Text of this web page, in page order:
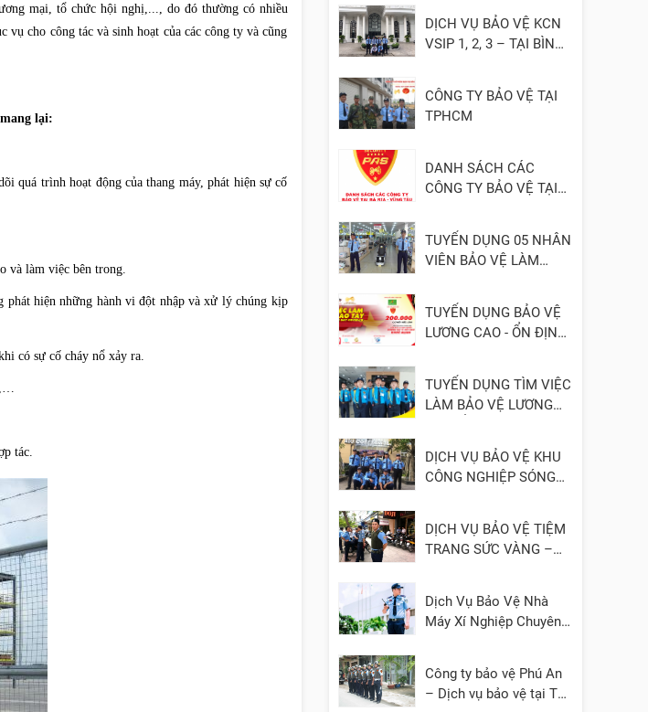
mại, tổ chức hội nghị,..., do đó thường có nhiều
cho công tác và sinh hoạt của các công ty và cũng
lại:
quá trình hoạt động của thang máy, phát hiện sự cố
và làm việc bên trong.
phát hiện những hành vi đột nhập và xử lý chúng kịp
có sự cố cháy nổ xảy ra.
tác.
DỊCH VỤ BẢO VỆ KCN
VSIP 1, 2, 3 – TẠI BÌNH
CÔNG TY BẢO VỆ TẠI
TPHCM
DANH SÁCH CÁC
CÔNG TY BẢO VỆ TẠI
TUYỂN DỤNG 05 NHÂN
VIÊN BẢO VỆ LÀM
TUYỂN DỤNG BẢO VỆ
LƯƠNG CAO - ỔN ĐỊNH
TUYỂN DỤNG TÌM VIỆC
LÀM BẢO VỆ LƯƠNG
DỊCH VỤ BẢO VỆ KHU
CÔNG NGHIỆP SÓNG
DỊCH VỤ BẢO VỆ TIỆM
TRANG SỨC VÀNG –
Dịch Vụ Bảo Vệ Nhà
Máy Xí Nghiệp Chuyên
Công ty bảo vệ Phú An
– Dịch vụ bảo vệ tại TP.